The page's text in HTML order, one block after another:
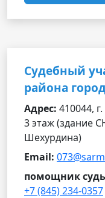
Судебный
района
Адрес: 410044,
3 этаж (здание
Шехурдина)
Email:
помощник
+7 (845) 234-0357